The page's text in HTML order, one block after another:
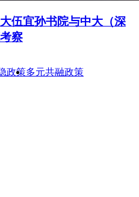
伍宜孙书院与中大（深
察
政策多元共融政策